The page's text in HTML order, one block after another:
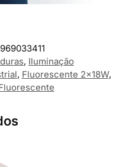
, Iluminação
, Fluorescente 2x18W,